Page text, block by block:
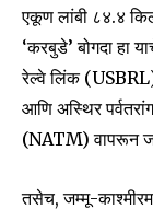
एकूण लांबी ८४.४
‘करबुडे’ बोगदा हा
रेल्वे लिंक
आणि अस्थिर
(NATM) वापरून
तसेच, जम्मू-